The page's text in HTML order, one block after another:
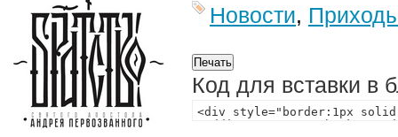
Новости,
Код для вставки в